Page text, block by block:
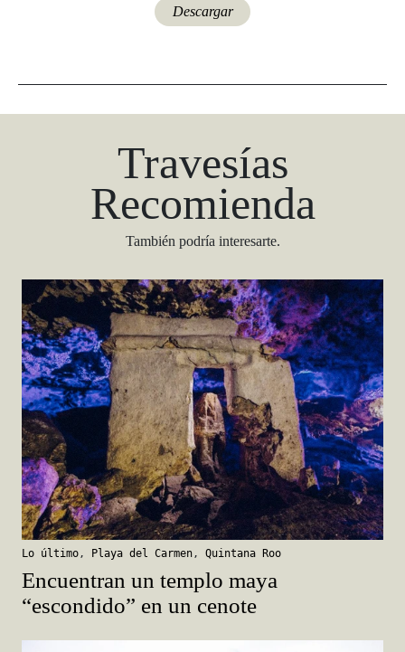
Descargar
Travesías
Recomienda
También podría interesarte.
Lo último, Playa del Carmen, Quintana Roo
Encuentran un templo maya
“escondido” en un cenote